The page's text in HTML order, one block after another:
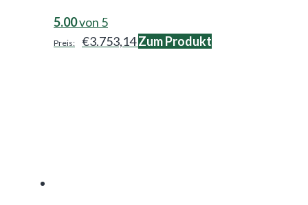
5.00von 5
€3.753,14Zum Produkt